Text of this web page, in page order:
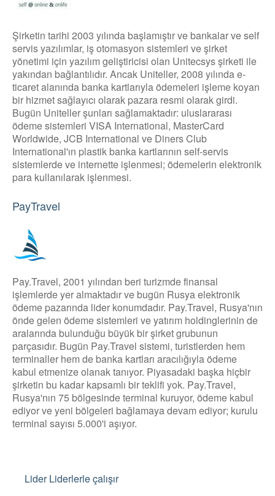
Şirketin tarihi 2003 yılında başlamıştır ve bankalar ve self
servis yazılımlar, iş otomasyon sistemleri ve şirket
yönetimi için yazılım geliştiricisi olan Unitecsys şirketi ile
yakından bağlantılıdır. Ancak Uniteller, 2008 yılında e-
ticaret alanında banka kartlarıyla ödemeleri işleme koyan
bir hizmet sağlayıcı olarak pazara resmi olarak girdi.
Bugün Uniteller şunları sağlamaktadır: uluslararası
ödeme sistemleri VISA International, MasterCard
Worldwide, JCB International ve Diners Club
International'ın plastik banka kartlarının self-servis
sistemlerde ve internette işlenmesi; ödemelerin elektronik
para kullanılarak işlenmesi.
PayTravel
Pay.Travel, 2001 yılından beri turizmde finansal
işlemlerde yer almaktadır ve bugün Rusya elektronik
ödeme pazarında lider konumdadır. Pay.Travel, Rusya'nın
önde gelen ödeme sistemleri ve yatırım holdinglerinin de
aralarında bulunduğu büyük bir şirket grubunun
parçasıdır. Bugün Pay.Travel sistemi, turistlerden hem
terminaller hem de banka kartları aracılığıyla ödeme
kabul etmenize olanak tanıyor. Piyasadaki başka hiçbir
şirketin bu kadar kapsamlı bir teklifi yok. Pay.Travel,
Rusya'nın 75 bölgesinde terminal kuruyor, ödeme kabul
ediyor ve yeni bölgeleri bağlamaya devam ediyor; kurulu
terminal sayısı 5.000'i aşıyor.
Lider Liderlerle çalışır